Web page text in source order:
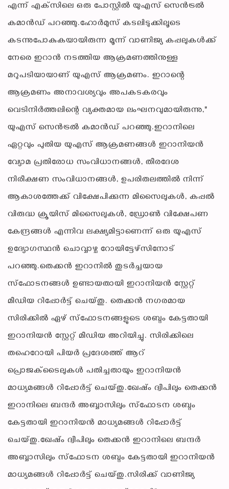
എന്ന് എക്‌സിലെ ഒരു പോസ്റ്റിൽ യുഎസ് സെൻട്രൽ
കമാൻഡ് പറഞ്ഞു.ഹോർമുസ് കടലിടുക്കിലൂടെ
കടന്നുപോകുകയായിരുന്ന മൂന്ന് വാണിജ്യ കപ്പലുകൾക്ക്
നേരെ ഇറാൻ നടത്തിയ ആക്രമണത്തിനുള്ള
മറുപടിയായാണ് യുഎസ് ആക്രമണം. ഇറാന്റെ
ആക്രമണം അനാവശ്യവും അപകടകരവും
വെടിനിർത്തലിന്റെ വ്യക്തമായ ലംഘനവുമായിരുന്നു,"
യുഎസ് സെൻട്രൽ കമാൻഡ് പറഞ്ഞു.ഇറാനിലെ
ഏറ്റവും പുതിയ യുഎസ് ആക്രമണങ്ങൾ ഇറാനിയൻ
വ്യോമ പ്രതിരോധ സംവിധാനങ്ങൾ, തീരദേശ
നിരീക്ഷണ സംവിധാനങ്ങൾ, ഉപരിതലത്തിൽ നിന്ന്
ആകാശത്തേക്ക് വിക്ഷേപിക്കുന്ന മിസൈലുകൾ, കപ്പൽ
വിരുദ്ധ ക്രൂയിസ് മിസൈലുകൾ, ഡ്രോൺ വിക്ഷേപണ
കേന്ദ്രങ്ങൾ എന്നിവ ലക്ഷ്യമിട്ടാണെന്ന് ഒരു യുഎസ്
ഉദ്യോഗസ്ഥൻ ചൊവ്വാഴ്ച റോയിട്ടേഴ്‌സിനോട്
പറഞ്ഞു.തെക്കൻ ഇറാനിൽ തുടർച്ചയായ
സ്ഫോടനങ്ങൾ ഉണ്ടായതായി ഇറാനിയൻ സ്റ്റേറ്റ്
മീഡിയ റിപ്പോർട്ട് ചെയ്തു. തെക്കൻ നഗരമായ
സിരിക്കിൽ ഏഴ് സ്ഫോടനങ്ങളുടെ ശബ്ദം കേട്ടതായി
ഇറാനിയൻ സ്റ്റേറ്റ് മീഡിയ അറിയിച്ചു. സിരിക്കിലെ
തഹെറോയി പിയർ പ്രദേശത്ത് ആറ്
പ്രൊജക്‌ടൈലുകൾ പതിച്ചതായും ഇറാനിയൻ
മാധ്യമങ്ങൾ റിപ്പോർട്ട് ചെയ്തു.ഖേഷ്ം ദ്വീപിലും തെക്കൻ
ഇറാനിലെ ബന്ദർ അബ്ബാസിലും സ്ഫോടന ശബ്ദം
കേട്ടതായി ഇറാനിയൻ മാധ്യമങ്ങൾ റിപ്പോർട്ട്
ചെയ്തു.ഖേഷ്ം ദ്വീപിലും തെക്കൻ ഇറാനിലെ ബന്ദർ
അബ്ബാസിലും സ്ഫോടന ശബ്ദം കേട്ടതായി ഇറാനിയൻ
മാധ്യമങ്ങൾ റിപ്പോർട്ട് ചെയ്തു.സിരിക്ക് വാണിജ്യ